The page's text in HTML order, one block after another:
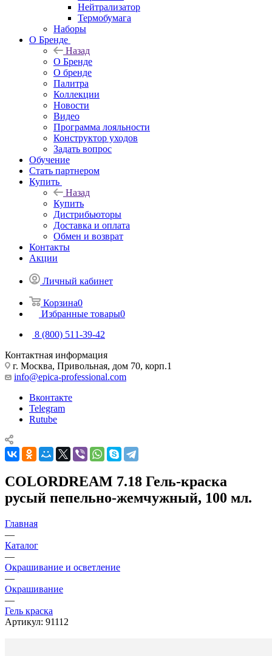
Нейтрализатор
Термобумага
Наборы
О Бренде
Назад
О Бренде
О бренде
Палитра
Коллекции
Новости
Видео
Программа лояльности
Конструктор уходов
Задать вопрос
Обучение
Стать партнером
Купить
Назад
Купить
Дистрибьюторы
Доставка и оплата
Обмен и возврат
Контакты
Акции
Личный кабинет
Корзина0
Избранные товары0
8 (800) 511-39-42
Контактная информация
г. Москва, Привольная, дом 70, корп.1
info@epica-professional.com
Вконтакте
Telegram
Rutube
COLORDREAM 7.18 Гель-краска
русый пепельно-жемчужный, 100 мл.
Главная
—
Каталог
—
Окрашивание и осветление
—
Окрашивание
—
Гель краска
Артикул: 91112